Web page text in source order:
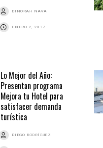
DINORAH NAVA
ENERO 2, 2017
Lo Mejor del Año:
Presentan programa
Mejora tu Hotel para
satisfacer demanda
turística
DIEGO RODRÍGUEZ